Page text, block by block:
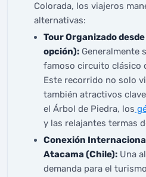
Colorada, los viajeros
alternativas:
Tour Organizado
opción): Generalmente
famoso circuito clásico
Este recorrido no solo
también atractivos
el Árbol de Piedra, los
y las relajantes termas
Conexión
Atacama (Chile): Una
demanda para el